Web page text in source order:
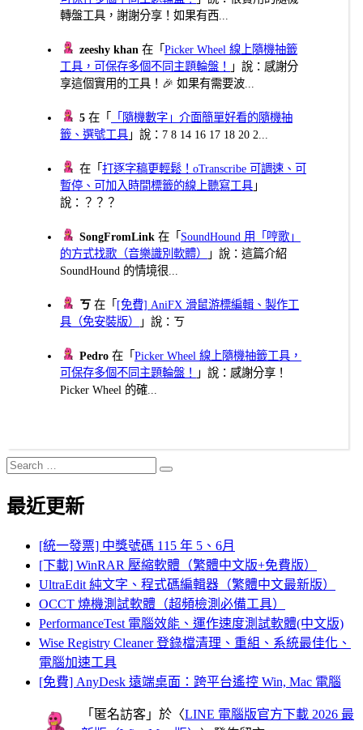
轉盤工具，謝謝分享！如果有西...
zeeshy khan 在「Picker Wheel 線上隨機抽籤
工具，可保存多個不同主題輪盤！
」說：感謝分
享這個實用的工具！🎉 如果有需要波...
5 在「
「隨機數字」介面簡單好看的隨機抽
籤、選號工具 」說：7 8 14 16 17 18 20 2...
在「打逐字稿更輕鬆！oTranscribe 可調速、可
暫停、可加入時間標籤的線上聽寫工具 」
說：？？？
SongFromLink 在「 SoundHound 用「哼歌」
的方式找歌（音樂識別軟體）
」說：這篇介紹
SoundHound 的情境很...
ㄎ 在「 [免費] AniFX 滑鼠游標編輯、製作工
具（免安裝版）
」說：ㄎ
Pedro 在「Picker Wheel 線上隨機抽籤工具，
可保存多個不同主題輪盤！
」說：感謝分享！
Picker Wheel 的確...
Search
for:
Search
最近更新
[統一發票] 中獎號碼 115 年 5、6月
[下載] WinRAR 壓縮軟體（繁體中文版+免費版）
UltraEdit 純文字、程式碼編輯器（繁體中文最新版）
OCCT 燒機測試軟體（超頻檢測必備工具）
PerformanceTest 電腦效能、運作速度測試軟體(中文版)
Wise Registry Cleaner 登錄檔清理、重組、系統最佳化、
電腦加速工具
[免費] AnyDesk 遠端桌面：跨平台遙控 Win, Mac 電腦
「 匿名訪客 」於〈LINE 電腦版官方下載 2026 最